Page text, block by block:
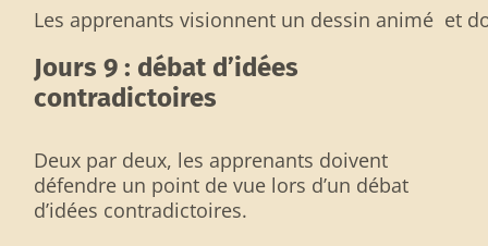
Les apprenants visionnent un dessin animé et
Jours 9 : débat d’idées
contradictoires
Deux par deux, les apprenants doivent
défendre un point de vue lors d’un débat
d’idées contradictoires.